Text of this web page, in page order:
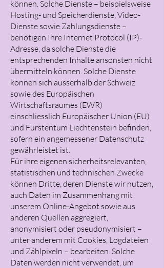
können. Solche Dienste – beispielsweise
Hosting- und Speicherdienste, Video-
Dienste sowie Zahlungsdienste –
benötigen Ihre Internet Protocol (IP)-
Adresse, da solche Dienste die
entsprechenden Inhalte ansonsten nicht
übermitteln können. Solche Dienste
können sich ausserhalb der Schweiz
sowie des Europäischen
Wirtschaftsraumes (EWR)
einschliesslich Europäischer Union (EU)
und Fürstentum Liechtenstein befinden,
sofern ein angemessener Datenschutz
gewährleistet ist.
Für ihre eigenen sicherheitsrelevanten,
statistischen und technischen Zwecke
können Dritte, deren Dienste wir nutzen,
auch Daten im Zusammenhang mit
unserem Online-Angebot sowie aus
anderen Quellen aggregiert,
anonymisiert oder pseudonymisiert –
unter anderem mit Cookies, Logdateien
und Zählpixeln – bearbeiten. Solche
Daten werden nicht verwendet, um